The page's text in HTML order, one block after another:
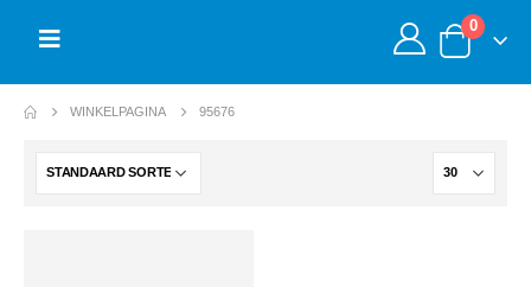
0
WINKELPAGINA 95676